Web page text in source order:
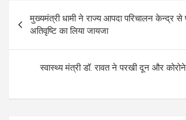
b
o
o
k
s
A
p
p
e
navigation
मुख्यमंत्री धामी ने राज्य आपदा परिचालन केन्द्र से
अतिवृष्टि का लिया जायजा
स्वास्थ्य मंत्री डॉ. रावत ने परखी दून और